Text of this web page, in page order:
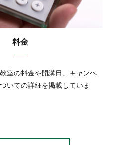
料金
室の料金や開講日、キャンペ
いての詳細を掲載していま